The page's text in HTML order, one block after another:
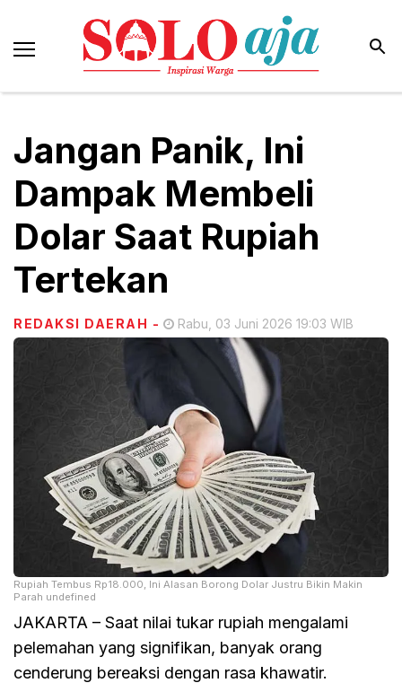
Jangan Panik, Ini
Dampak Membeli
Dolar Saat Rupiah
Tertekan
REDAKSI DAERAH - Rabu, 03 Juni 2026 19:03 WIB
Rupiah Tembus Rp18.000, Ini Alasan Borong Dolar Justru Bikin Makin
Parah undefined
JAKARTA – Saat nilai tukar rupiah mengalami
pelemahan yang signifikan, banyak orang
cenderung bereaksi dengan rasa khawatir.